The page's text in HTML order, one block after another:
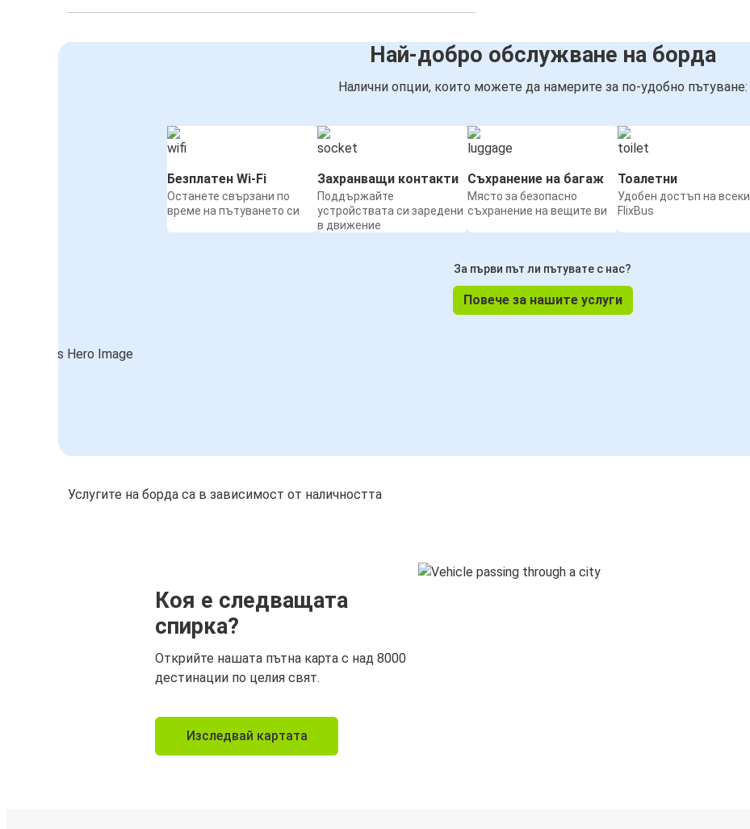
Най-добро обслужване на борда
Налични опции, които можете да намерите за по-удобно пътуване:
Безплатен Wi-Fi
Останете свързани по
време на пътуването си
Захранващи контакти
Поддържайте
устройствата си заредени
в движение
Съхранение на багаж
Място за безопасно
съхранение на вещите ви
Тоалетни
Удобен достъп на всеки
FlixBus
За първи път ли пътувате с нас?
Повече за нашите услуги
Услугите на борда са в зависимост от наличността
Коя е следващата
спирка?
Открийте нашата пътна карта с над 8000
дестинации по целия свят.
Изследвай картата